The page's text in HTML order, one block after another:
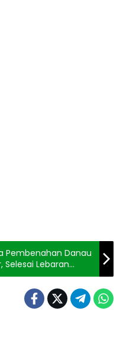
Pembenahan Danau
Selesai Lebaran